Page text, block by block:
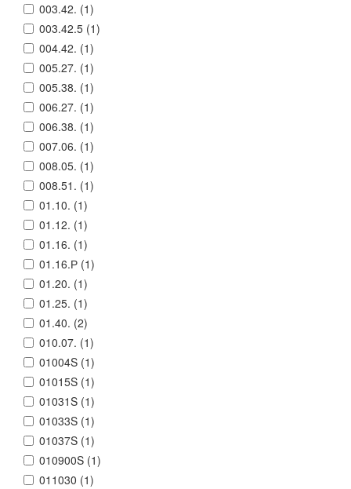
003.42. (1)
003.42.5 (1)
004.42. (1)
005.27. (1)
005.38. (1)
006.27. (1)
006.38. (1)
007.06. (1)
008.05. (1)
008.51. (1)
01.10. (1)
01.12. (1)
01.16. (1)
01.16.Р (1)
01.20. (1)
01.25. (1)
01.40. (2)
010.07. (1)
01004S (1)
01015S (1)
01031S (1)
01033S (1)
01037S (1)
010900S (1)
011030 (1)